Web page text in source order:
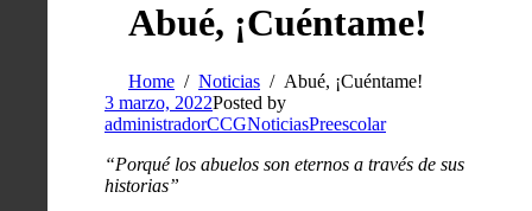
Abué, ¡Cuéntame!
Home Noticias
Abué, ¡Cuéntame!
3 marzo, 2022Posted by
administradorCCGNoticiasPreescolar
“Porqué los abuelos son eternos a través de sus
historias”